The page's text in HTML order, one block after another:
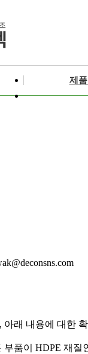
제
아래 내용에 대한
품이 HDPE 재질